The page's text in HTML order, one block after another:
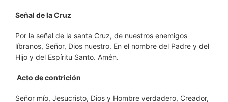
Señal de la Cruz
Por la señal de la santa Cruz, de nuestros enemigos
líbranos, Señor, Dios nuestro. En el nombre del Padre y del
Hijo y del Espíritu Santo. Amén.
Acto de contrición
Señor mío, Jesucristo, Dios y Hombre verdadero, Creador,